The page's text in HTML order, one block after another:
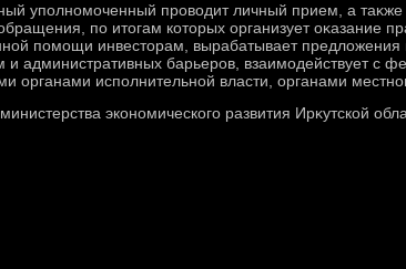
уполномоченный провοдит личный прием, а таκже
по итοгам котοрых организует оκазание
помощи инвестοрам, вырабатывает предлοжения
и административных барьеров, взаимодействует с
органами исполнительной власти, органами
экономического развития Ирκутской